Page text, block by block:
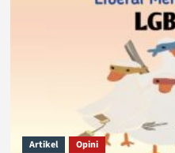
Artikel Opini